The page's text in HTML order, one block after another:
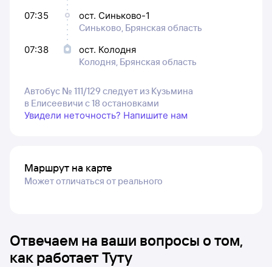
07:35
ост. Синьково-1
Синьково, Брянская область
07:38
ост. Колодня
Колодня, Брянская область
Автобус № 111/129 следует из Кузьмина
в Елисеевичи с 18 остановками
Увидели неточность? Напишите нам
Маршрут на карте
Может отличаться от реального
Отвечаем на ваши вопросы о том,
как работает Туту